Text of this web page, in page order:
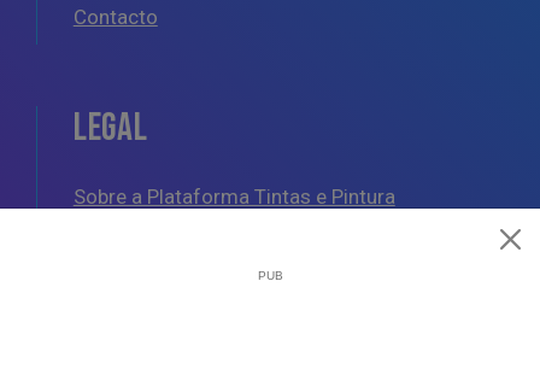
Contacto
LEGAL
Sobre a Plataforma Tintas e Pintura